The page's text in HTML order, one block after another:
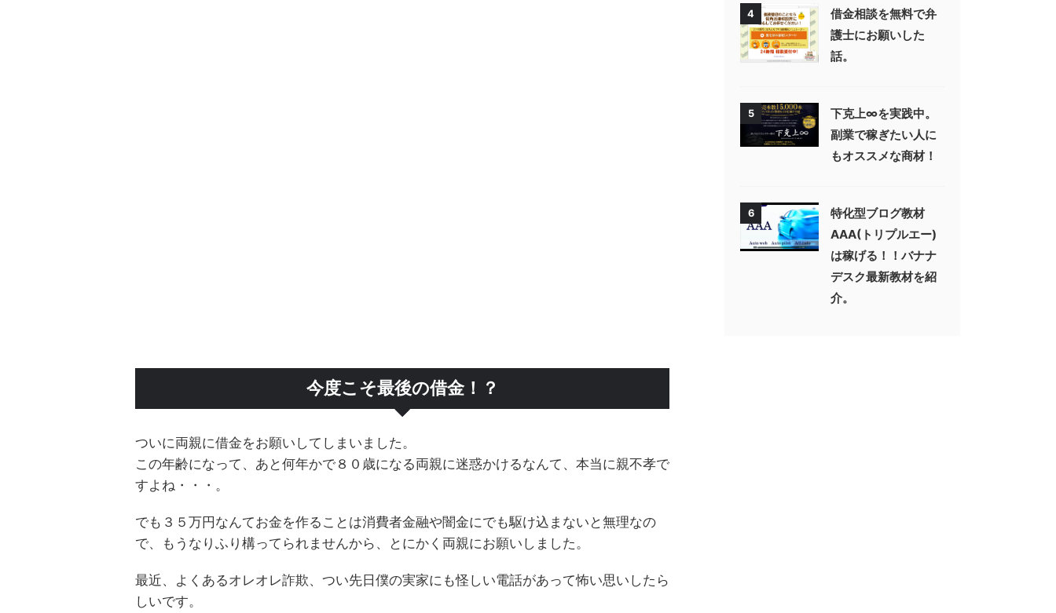
今度こそ最後の借金！？
ついに両親に借金をお願いしてしまいました。
この年齢になって、あと何年かで８０歳になる両親に迷惑かけるなんて、本当に親不孝で
すよね・・・。
でも３５万円なんてお金を作ることは消費者金融や闇金にでも駆け込まないと無理なの
で、もうなりふり構ってられませんから、とにかく両親にお願いしました。
最近、よくあるオレオレ詐欺、つい先日僕の実家にも怪しい電話があって怖い思いしたら
しいです。
4
借金相談を無料で弁
護士にお願いした
話。
5
下克上∞を実践中。
副業で稼ぎたい人に
もオススメな商材！
6
特化型ブログ教材
AAA(トリプルエー)
は稼げる！！バナナ
デスク最新教材を紹
介。